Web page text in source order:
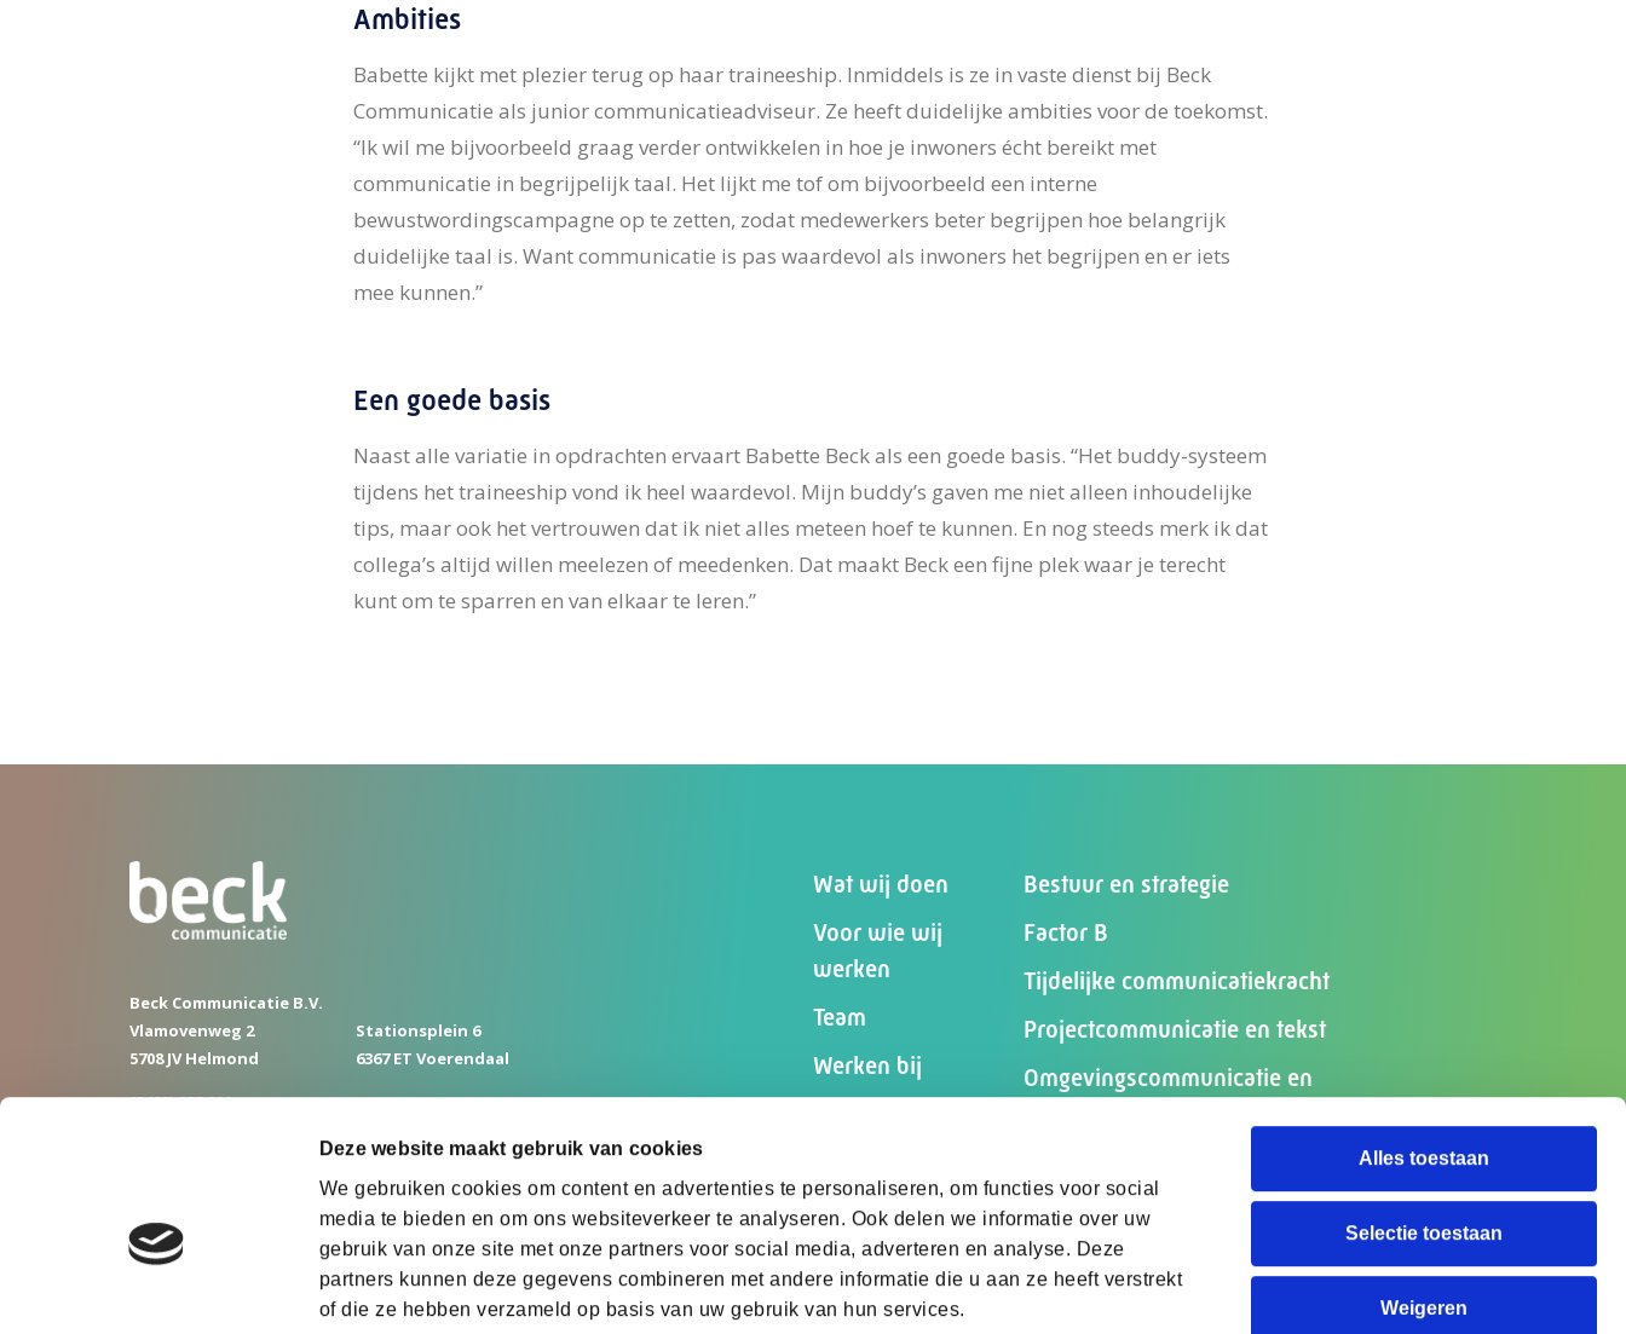
Deze website maakt gebruik van cookies
We gebruiken cookies om content en advertenties te personaliseren, om functies voor social
media te bieden en om ons websiteverkeer te analyseren. Ook delen we informatie over uw
gebruik van onze site met onze partners voor social media, adverteren en analyse. Deze
partners kunnen deze gegevens combineren met andere informatie die u aan ze heeft verstrekt
of die ze hebben verzameld op basis van uw gebruik van hun services.
Alles toestaan
Selectie toestaan
Weigeren
Ambities
Babette kijkt met plezier terug op haar traineeship. Inmiddels is ze in vaste dienst bij Beck
Communicatie als junior communicatieadviseur. Ze heeft duidelijke ambities voor de toekomst.
“Ik wil me bijvoorbeeld graag verder ontwikkelen in hoe je inwoners écht bereikt met
communicatie in begrijpelijk taal. Het lijkt me tof om bijvoorbeeld een interne
bewustwordingscampagne op te zetten, zodat medewerkers beter begrijpen hoe belangrijk
duidelijke taal is. Want communicatie is pas waardevol als inwoners het begrijpen en er iets
mee kunnen.”
Een goede basis
Naast alle variatie in opdrachten ervaart Babette Beck als een goede basis. “Het buddy-systeem
tijdens het traineeship vond ik heel waardevol. Mijn buddy’s gaven me niet alleen inhoudelijke
tips, maar ook het vertrouwen dat ik niet alles meteen hoef te kunnen. En nog steeds merk ik dat
collega’s altijd willen meelezen of meedenken. Dat maakt Beck een fijne plek waar je terecht
kunt om te sparren en van elkaar te leren.”
Beck Communicatie B.V.
Vlamovenweg 2
5708 JV Helmond
(0492) 255 210
Stationsplein 6
6367 ET Voerendaal
Wat wij doen
Voor wie wij
werken
Team
Werken bij
Bestuur en strategie
Factor B
Tijdelijke communicatiekracht
Projectcommunicatie en tekst
Omgevingscommunicatie en
Begeleiden communicatieteams